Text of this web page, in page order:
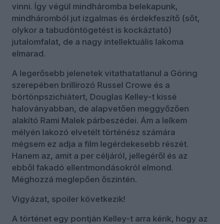
vinni. Így végül mindháromba belekapunk,
mindháromból jut izgalmas és érdekfeszítő (sőt,
olykor a tabudöntögetést is kockáztató)
jutalomfalat, de a nagy intellektuális lakoma
elmarad.
A legerősebb jelenetek vitathatatlanul a Göring
szerepében brillírozó Russel Crowe és a
börtönpszichiátert, Douglas Kelley-t kissé
haloványabban, de alapvetően meggyőzően
alakító Rami Malek párbeszédei. Ám a lelkem
mélyén lakozó elvetélt történész számára
mégsem ez adja a film legérdekesebb részét.
Hanem az, amit a per céljáról, jellegéről és az
ebből fakadó ellentmondásokról elmond.
Méghozzá meglepően őszintén.
Vigyázat, spoiler következik!
A történet egy pontján Kelley-t arra kérik, hogy az